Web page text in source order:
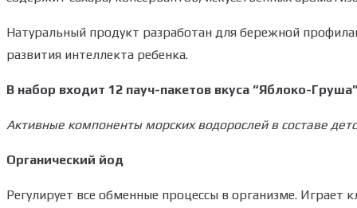
Натуральный продукт разработан для бережной
развития интеллекта ребенка.
В набор входит 12 пауч-пакетов вкуса “Яблоко-
Активные компоненты морских водорослей в составе
Органический йод
Регулирует все обменные процессы в организме.